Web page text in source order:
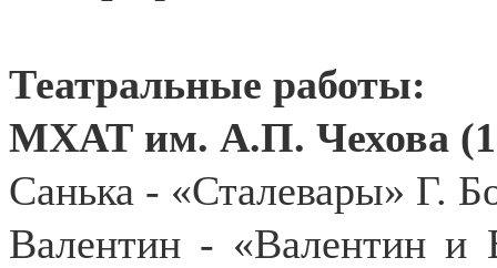
Театральные работы:
МХАТ им. А.П. Чехова
Санька - «Сталевары» Г.
Валентин - «Валентин